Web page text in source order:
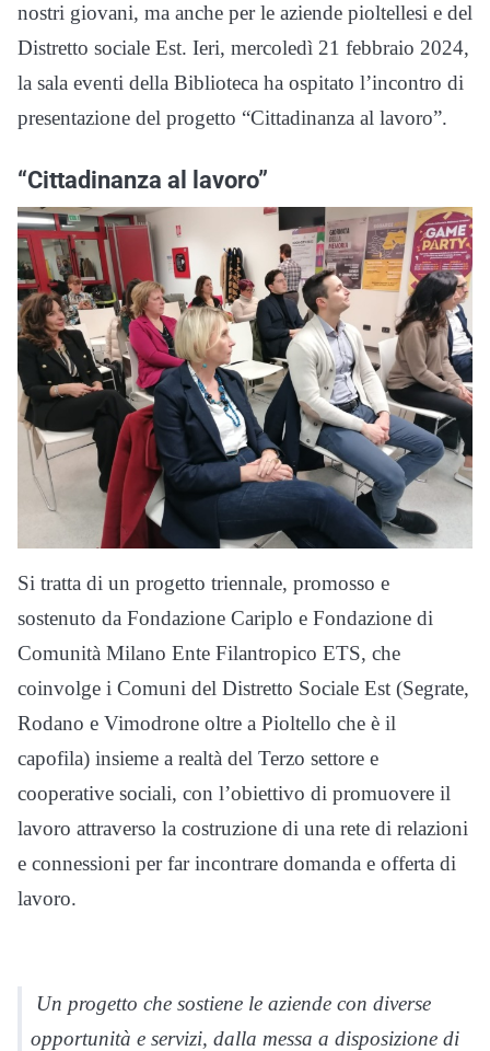
nostri giovani, ma anche per le aziende pioltellesi e del
Distretto sociale Est. Ieri, mercoledì 21 febbraio 2024,
la sala eventi della Biblioteca ha ospitato l’incontro di
presentazione del progetto “Cittadinanza al lavoro”.
“Cittadinanza al lavoro”
Si tratta di un progetto triennale, promosso e
sostenuto da Fondazione Cariplo e Fondazione di
Comunità Milano Ente Filantropico ETS, che
coinvolge i Comuni del Distretto Sociale Est (Segrate,
Rodano e Vimodrone oltre a Pioltello che è il
capofila) insieme a realtà del Terzo settore e
cooperative sociali, con l’obiettivo di promuovere il
lavoro attraverso la costruzione di una rete di relazioni
e connessioni per far incontrare domanda e offerta di
lavoro.
Un progetto che sostiene le aziende con diverse
opportunità e servizi, dalla messa a disposizione di